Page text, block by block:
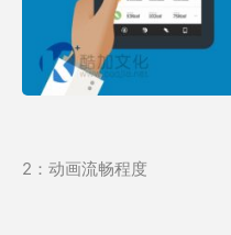
2：动画流畅程度